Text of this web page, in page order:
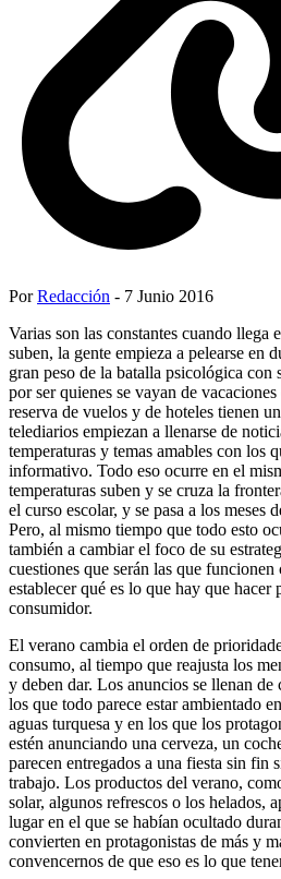
PorRedacción - 7 Junio 2016
Varias son las constantes cuando llega
suben, la gente empieza a pelearse en
gran peso de la batalla psicológica con
por ser quienes se vayan de
reserva de vuelos y de hoteles tienen
telediarios empiezan a llenarse de
temperaturas y temas amables con los
informativo. Todo eso ocurre en el
temperaturas suben y se cruza la
el curso escolar, y se pasa a los meses
Pero, al mismo tiempo que todo esto
también a cambiar el foco de su
cuestiones que serán las que
establecer qué es lo que hay que hacer
consumidor.
El verano cambia el orden de
consumo, al tiempo que reajusta los
y deben dar. Los anuncios se llenan de
los que todo parece estar ambientado
aguas turquesa y en los que los
estén anunciando una cerveza, un
parecen entregados a una fiesta sin fin
trabajo. Los productos del verano,
solar, algunos refrescos o los helados,
lugar en el que se habían ocultado
convierten en protagonistas de más y
convencernos de que eso es lo que